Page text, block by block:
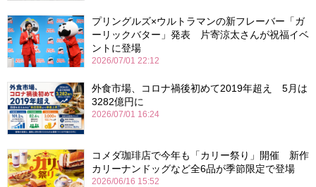
プリングルズ×ウルトラマンの新フレーバー「ガ
ーリックバター」発表 片寄涼太さんが祝福イベ
ントに登場
2026/07/01 22:12
外食市場、コロナ禍後初めて2019年超え 5月は
3282億円に
2026/07/01 16:24
コメダ珈琲店で今年も「カリー祭り」開催 新作
カリーナンドッグなど全6品が季節限定で登場
2026/06/16 15:52